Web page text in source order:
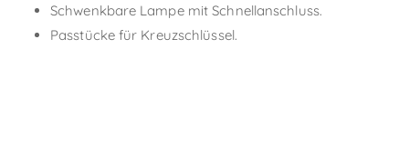
Schwenkbare Lampe mit Schnellanschluss.
Passtücke für Kreuzschlüssel.